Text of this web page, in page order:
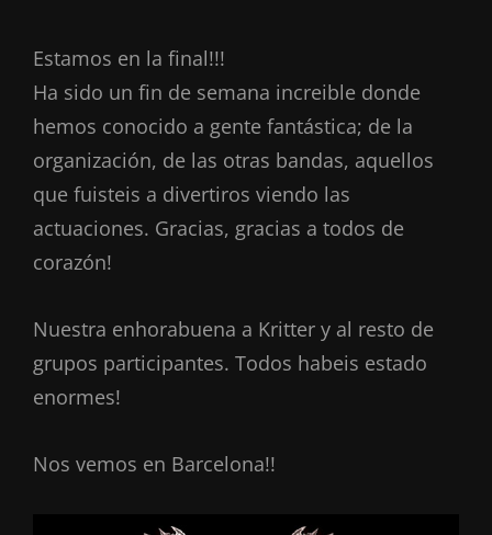
Estamos en la final!!!
Ha sido un fin de semana increible donde
hemos conocido a gente fantástica; de la
organización, de las otras bandas, aquellos
que fuisteis a divertiros viendo las
actuaciones. Gracias, gracias a todos de
corazón!
Nuestra enhorabuena a Kritter y al resto de
grupos participantes. Todos habeis estado
enormes!
Nos vemos en Barcelona!!